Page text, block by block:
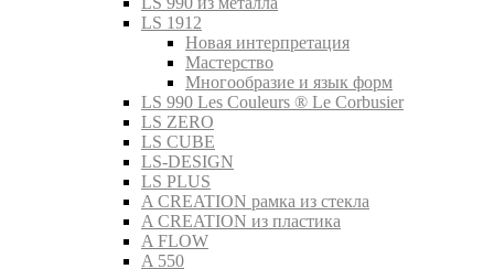
LS 1912
Новая интерпретация
Мастерство
Многообразие и язык форм
LS 990 Les Couleurs ® Le Corbusier
LS ZERO
LS CUBE
LS-DESIGN
LS PLUS
A CREATION рамка из стекла
A CREATION из пластика
A FLOW
A 550